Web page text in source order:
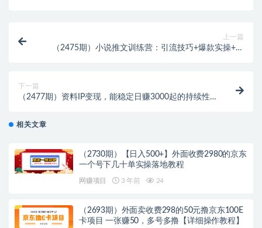
上一篇
（2475期）小说推文训练营：引流技巧+爆款实操+矩
下一篇
（2477期）资料IP变现，能稳定日赚3000起的持续性
相关文章
（2730期）【日入500+】外面收费2980的京东
一个号下几十单实操落地教程
网赚项目 3 年前 24
（2693期）外面卖收费298的50元撸京东100E
卡项目 一张赚50，多号多撸【详细操作教程】